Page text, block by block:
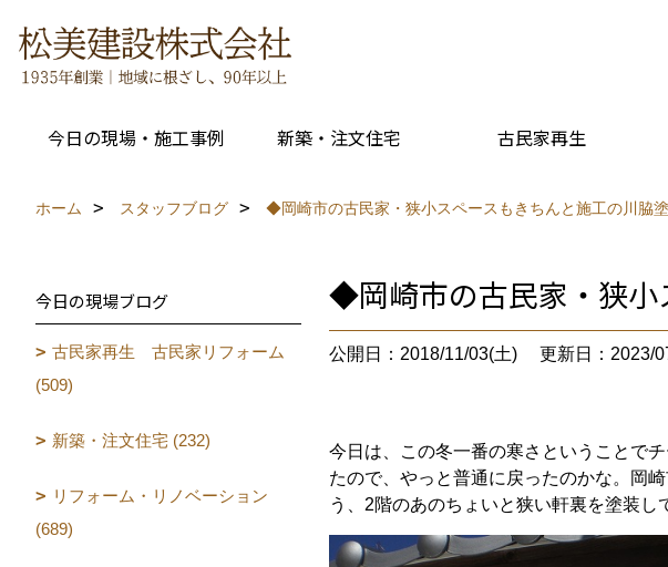
今日の現場・施工事例 新築・注文住宅 古民家再生
ホーム スタッフブログ ◆岡崎市の古民家・狭小スペースもきちんと施工の川脇
◆岡崎市の古民家・狭小
公開日：2018/11/03(土) 更新日：2023/
今日は、この冬一番の寒さということで
たので、やっと普通に戻ったのかな。
岡
う、2階のあのちょいと狭い軒裏を塗装し
今日の現場ブログ
古民家再生 古民家リフォーム
(509)
新築・注文住宅 (232)
リフォーム・リノベーション
(689)